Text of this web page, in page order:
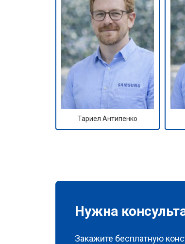
Тариел Антипенко
Нужна
Закажите бесплатную